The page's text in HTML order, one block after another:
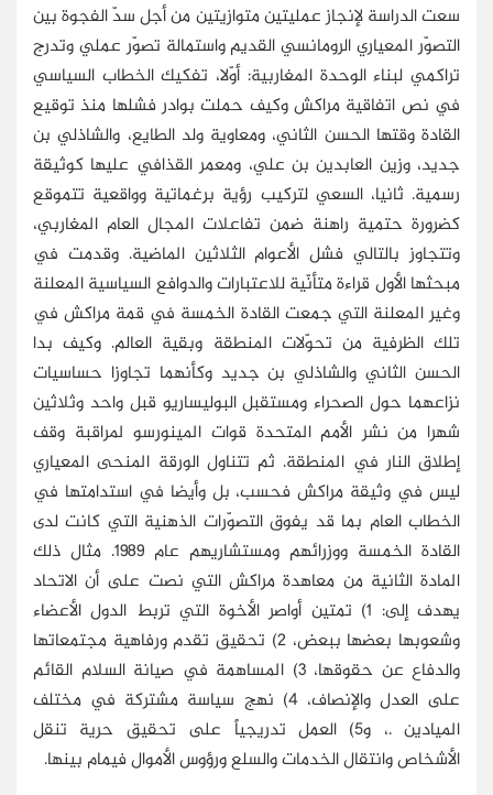
سعت الدراسة لإنجاز عمليتين متوازيتين من أجل سدّ الفجوة بين
التصوّر المعياري الرومانسي القديم واستمالة تصوّر عملي وتدرج
تراكمي لبناء الوحدة المغاربية: أوّلا، تفكيك الخطاب السياسي
في نص اتفاقية مراكش وكيف حملت بوادر فشلها منذ توقيع
القادة وقتها الحسن الثاني، ومعاوية ولد الطايع، والشاذلي بن
جديد، وزين العابدين بن علي، ومعمر القذافي عليها كوثيقة
رسمية. ثانيا، السعي لتركيب رؤية برغماتية وواقعية تتموقع
كضرورة حتمية راهنة ضمن تفاعلات المجال العام المغاربي،
وتتجاوز بالتالي فشل الأعوام الثلاثين الماضية. وقدمت في
مبحثها الأول قراءة متأنّية للاعتبارات والدوافع السياسية المعلنة
وغير المعلنة التي جمعت القادة الخمسة في قمة مراكش في
تلك الظرفية من تحوّلات المنطقة وبقية العالم. وكيف بدا
الحسن الثاني والشاذلي بن جديد وكأنهما تجاوزا حساسيات
نزاعهما حول الصحراء ومستقبل البوليساريو قبل واحد وثلاثين
شهرا من نشر الأمم المتحدة قوات المينورسو لمراقبة وقف
إطلاق النار في المنطقة. ثم تتناول الورقة المنحى المعياري
ليس في وثيقة مراكش فحسب، بل وأيضا في استدامتها في
الخطاب العام بما قد يفوق التصوّرات الذهنية التي كانت لدى
القادة الخمسة ووزرائهم ومستشاريهم عام 1989. مثال ذلك
المادة الثانية من معاهدة مراكش التي نصت على أن الاتحاد
يهدف إلى: 1) تمتين أواصر الأخوة التي تربط الدول الأعضاء
وشعوبها بعضها ببعض، 2) تحقيق تقدم ورفاهية مجتمعاتها
والدفاع عن حقوقها، 3) المساهمة في صيانة السلام القائم
على العدل والإنصاف، 4) نهج سياسة مشتركة في مختلف
الميادين .، و5) العمل تدريجياً على تحقيق حرية تنقل
الأشخاص وانتقال الخدمات والسلع ورؤوس الأموال فيمام بينها.